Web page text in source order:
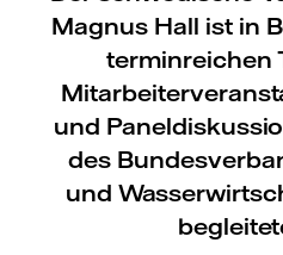
Magnus Hall ist in
terminreichen
und
des
und